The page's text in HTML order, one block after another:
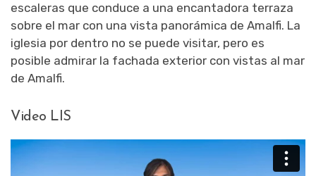
escaleras que conduce a una encantadora terraza
sobre el mar con una vista panorámica de Amalfi. La
iglesia por dentro no se puede visitar, pero es
posible admirar la fachada exterior con vistas al mar
de Amalfi.
Video LIS